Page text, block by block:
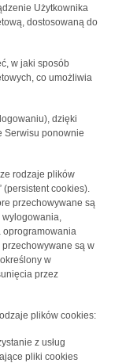
Użytkownika
dostosowaną do
w jaki sposób
co umożliwia
dzięki
Serwisu ponownie
rodzaje plików
(persistent cookies).
przechowywane są
wylogowania,
oprogramowania
przechowywane są w
w
przez
plików cookies:
z usług
pliki cookies